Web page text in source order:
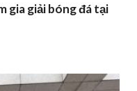
gia giải bóng đá tại